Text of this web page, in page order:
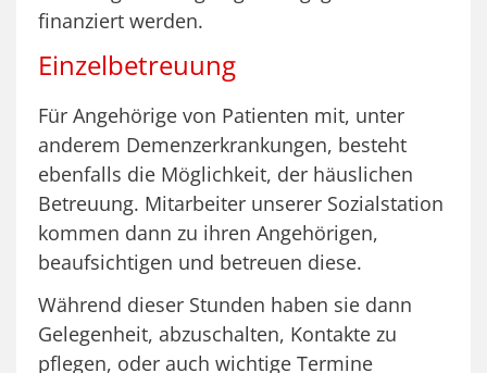
finanziert werden.
Einzelbetreuung
Für Angehörige von Patienten mit, unter
anderem Demenzerkrankungen, besteht
ebenfalls die Möglichkeit, der häuslichen
Betreuung. Mitarbeiter unserer Sozialstation
kommen dann zu ihren Angehörigen,
beaufsichtigen und betreuen diese.
Während dieser Stunden haben sie dann
Gelegenheit, abzuschalten, Kontakte zu
pflegen, oder auch wichtige Termine